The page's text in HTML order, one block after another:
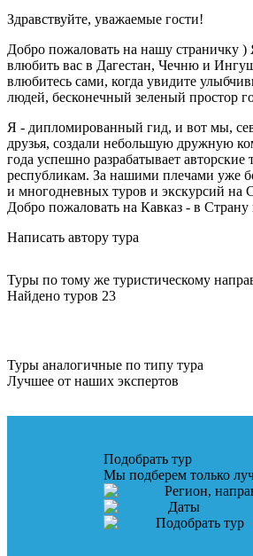
Здравствуйте, уважаемые гости!
Добро пожаловать на нашу страничку )
влюбить вас в Дагестан, Чечню и
влюбитесь сами, когда увидите
людей, бесконечный зеленый простор
Я - дипломированный гид, и вот мы,
друзья, создали небольшую дружную
года успешно разрабатывает
республикам. За нашими плечами уже
и многодневных туров и экскурсий на
Добро пожаловать на Кавказ - в Страну
Написать автору тура
Туры по тому же туристическому
Найдено туров 23
Туры аналогичные по типу тура
Лучшее от наших экспертов
Подобрать тур
Мы подберем только
Регион,
Даты
Подобрать тур